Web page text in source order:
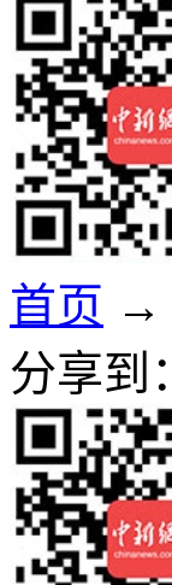
首页 →
分享到：